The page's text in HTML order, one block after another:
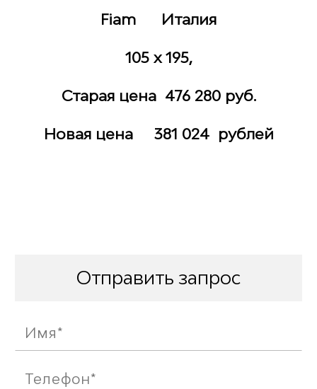
Fiam Италия
105 x 195,
Старая цена 476 280 руб.
Новая цена 381 024рублей
Отправить запрос